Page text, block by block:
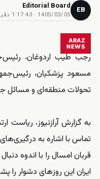
EB
Editorial Board
1405/03/05 · 17:43
·1 دقیقه مطالعه
ARAZ
NEWS
رجب طیب اردوغان،
مسعود پزشکیان،
تحولات منطقه‌ای و مسائل
به گزارش آرازنیوز، ریاست
تماس با اشاره به
قربان امسال را با اندوه
ایران این روزهای دشوار